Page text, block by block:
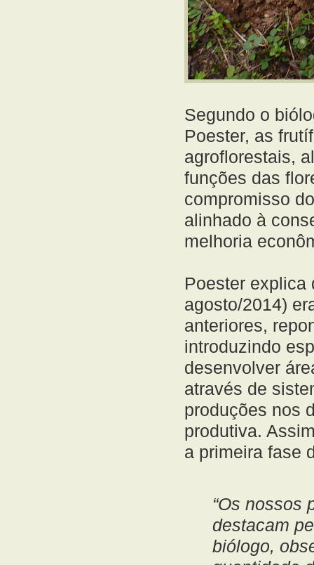
Segundo o
Poester, as
agroflorestais,
funções das
compromisso
alinhado à
melhoria
Poester explica
agosto/2014)
anteriores,
introduzindo
desenvolver
através de
produções nos
produtiva.
a primeira fase
“Os nossos
destacam
biólogo,